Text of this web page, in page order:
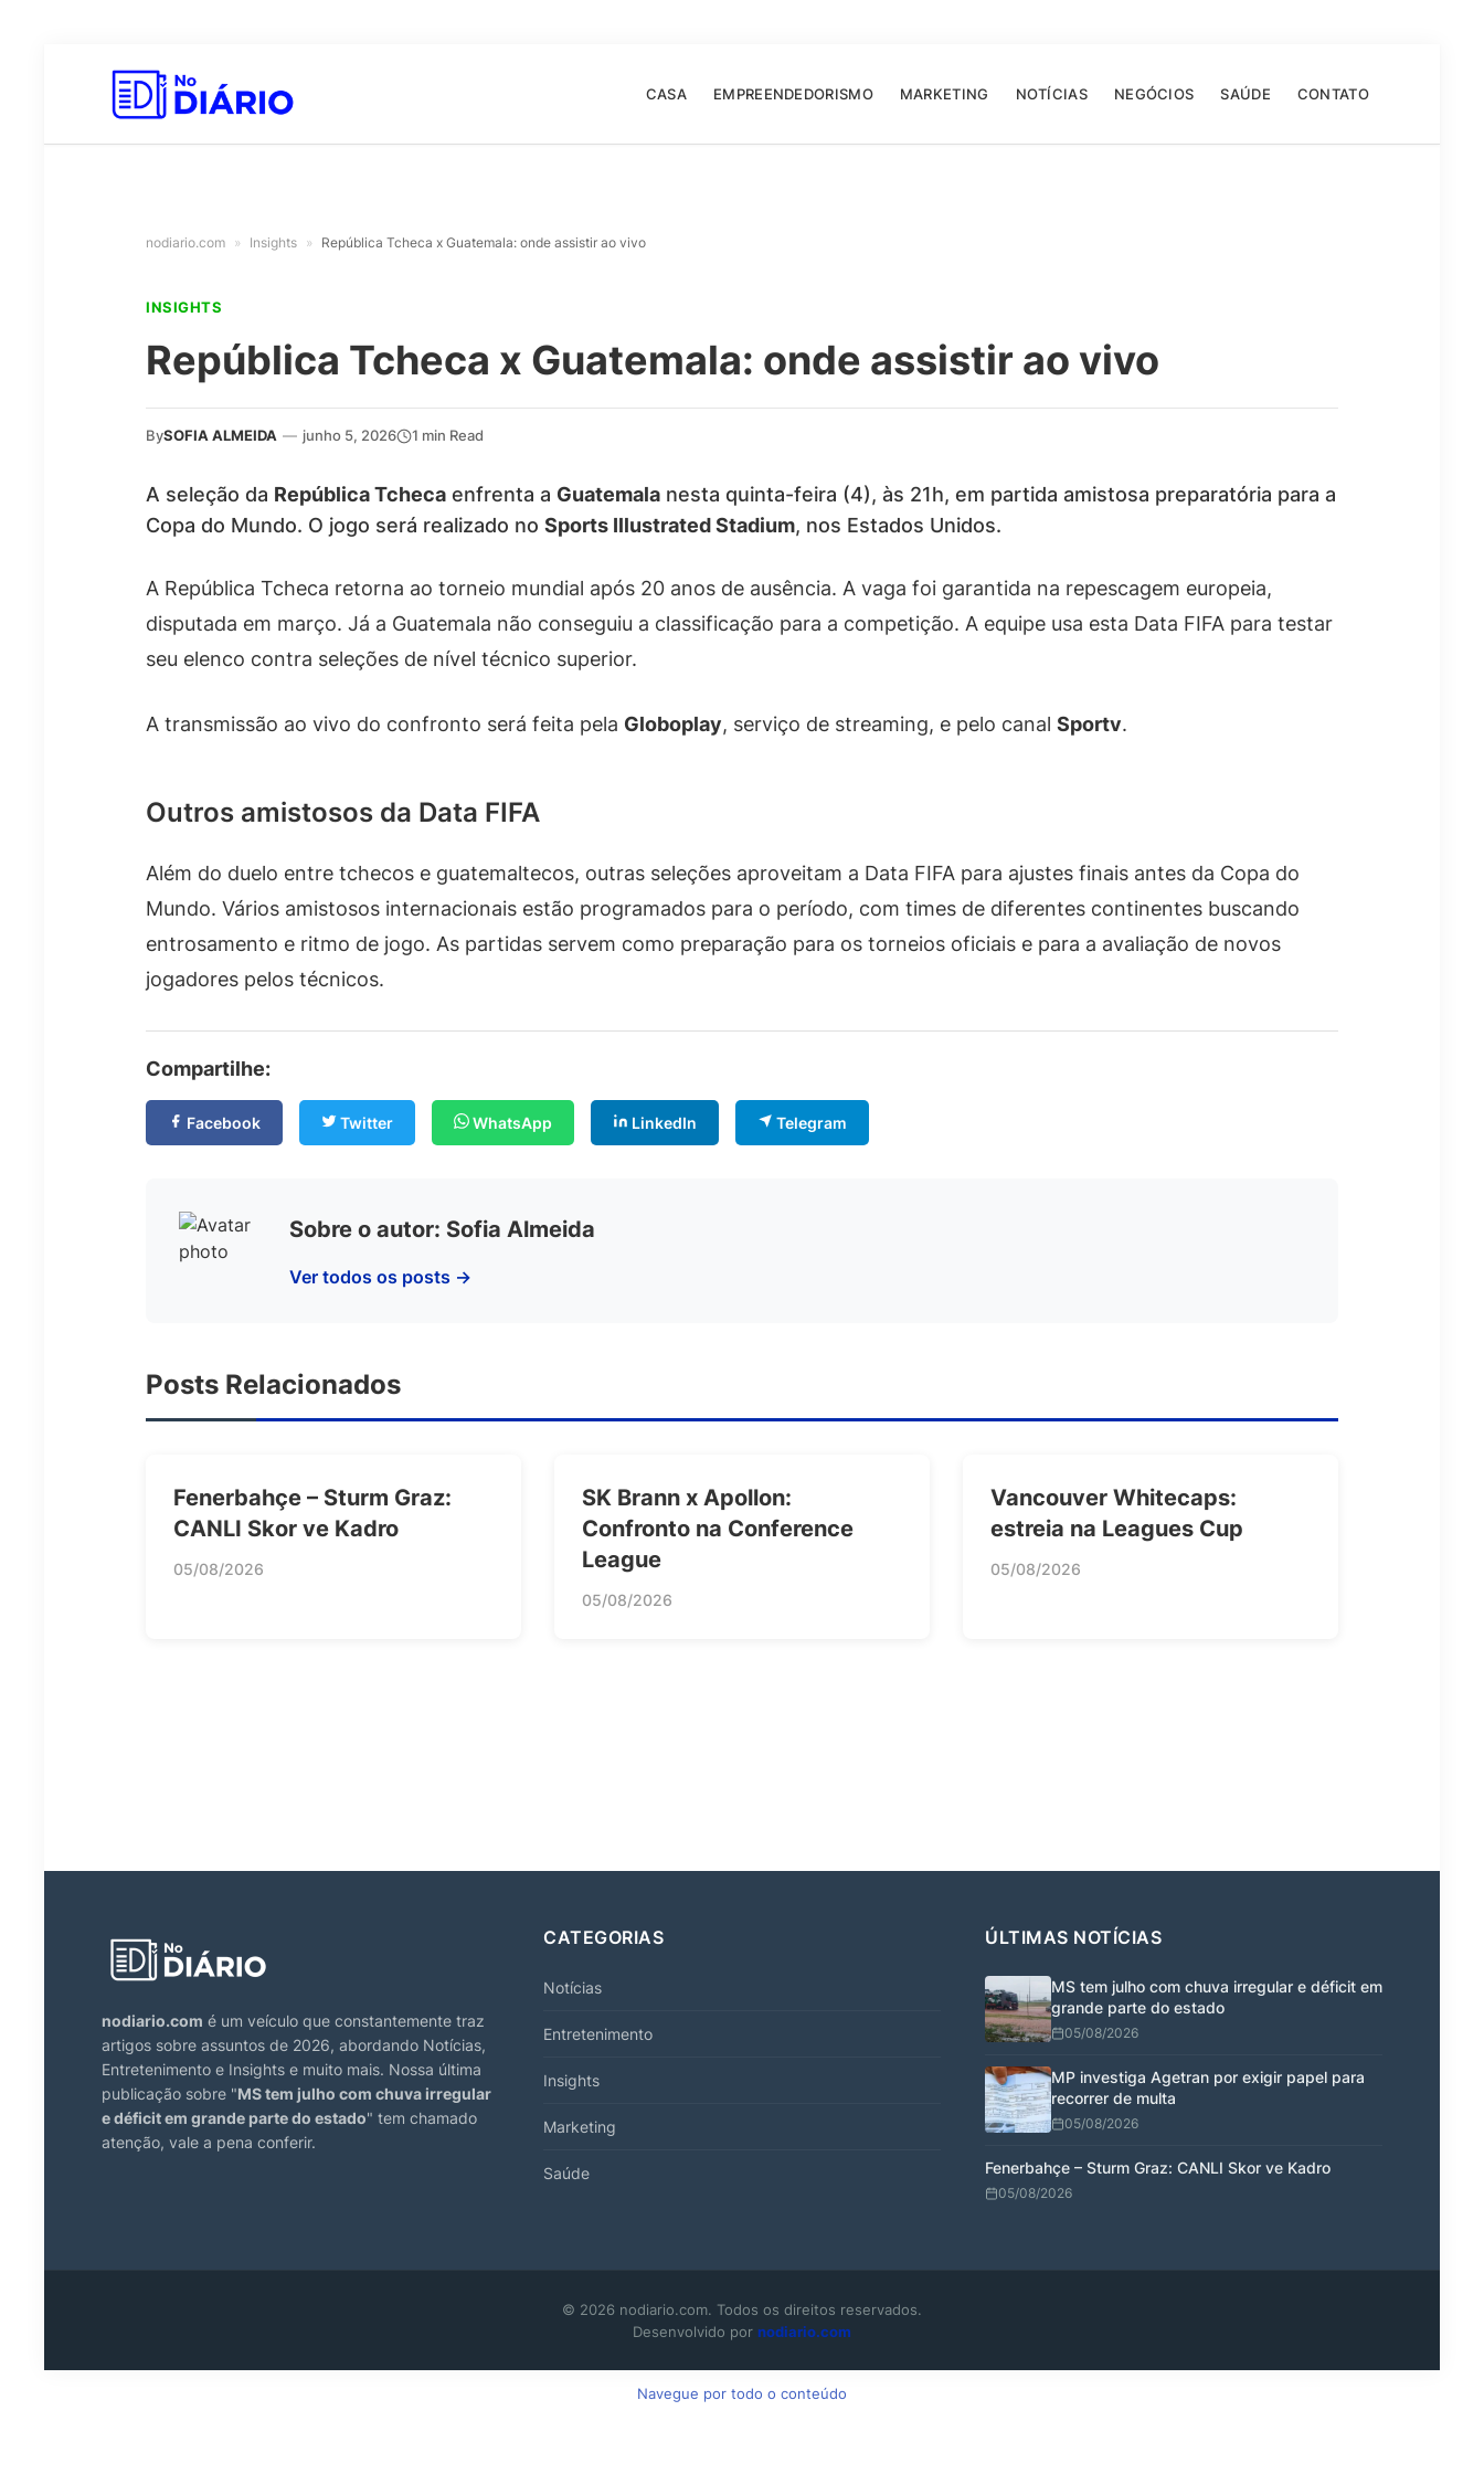
CASA EMPREENDEDORISMO MARKETING NOTÍCIAS NEGÓCIOS SAÚDE CONTATO
nodiario.com » Insights » República Tcheca x Guatemala: onde assistir ao vivo
INSIGHTS
República Tcheca x Guatemala: onde assistir ao vivo
BySOFIA ALMEIDA — junho 5, 2026 1 min Read
A seleção da República Tcheca enfrenta a Guatemala nesta quinta-feira (4), às 21h, em partida amistosa preparatória para a
Copa do Mundo. O jogo será realizado no Sports Illustrated Stadium, nos Estados Unidos.
A República Tcheca retorna ao torneio mundial após 20 anos de ausência. A vaga foi garantida na repescagem europeia,
disputada em março. Já a Guatemala não conseguiu a classificação para a competição. A equipe usa esta Data FIFA para testar
seu elenco contra seleções de nível técnico superior.
A transmissão ao vivo do confronto será feita pela Globoplay, serviço de streaming, e pelo canal Sportv.
Outros amistosos da Data FIFA
Além do duelo entre tchecos e guatemaltecos, outras seleções aproveitam a Data FIFA para ajustes finais antes da Copa do
Mundo. Vários amistosos internacionais estão programados para o período, com times de diferentes continentes buscando
entrosamento e ritmo de jogo. As partidas servem como preparação para os torneios oficiais e para a avaliação de novos
jogadores pelos técnicos.
Compartilhe:
Facebook Twitter WhatsApp LinkedIn Telegram
Sobre o autor: Sofia Almeida
Ver todos os posts →
Posts Relacionados
Fenerbahçe – Sturm Graz:
CANLI Skor ve Kadro
05/08/2026
SK Brann x Apollon:
Confronto na Conference
League
05/08/2026
Vancouver Whitecaps:
estreia na Leagues Cup
05/08/2026
nodiario.com é um veículo que constantemente traz
artigos sobre assuntos de 2026, abordando Notícias,
Entretenimento e Insights e muito mais. Nossa última
publicação sobre "MS tem julho com chuva irregular
e déficit em grande parte do estado" tem chamado
atenção, vale a pena conferir.
CATEGORIAS
Notícias
Entretenimento
Insights
Marketing
Saúde
ÚLTIMAS NOTÍCIAS
MS tem julho com chuva irregular e déficit em
grande parte do estado
05/08/2026
MP investiga Agetran por exigir papel para
recorrer de multa
05/08/2026
Fenerbahçe – Sturm Graz: CANLI Skor ve Kadro
05/08/2026
© 2026 nodiario.com. Todos os direitos reservados.
Desenvolvido por nodiario.com
Navegue por todo o conteúdo